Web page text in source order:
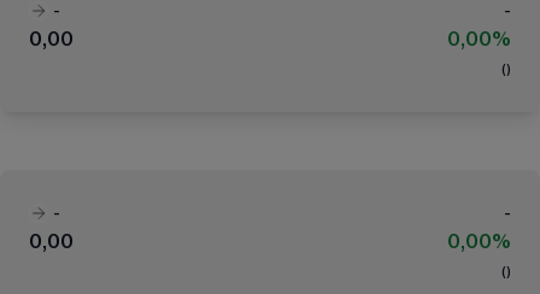
-
-
0,00
0,00%
( )
-
-
0,00
0,00%
( )